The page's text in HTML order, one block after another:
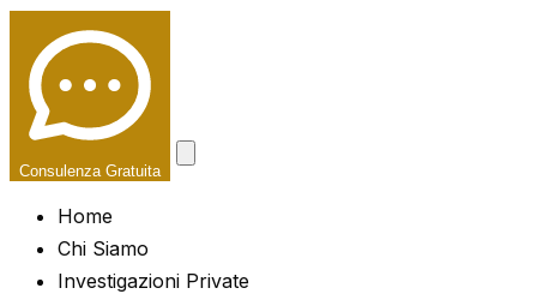
Consulenza Gratuita
Home
Chi Siamo
Investigazioni Private